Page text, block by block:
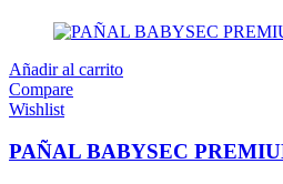
Añadir al carrito
Compare
Wishlist
PAÑAL BABYSEC